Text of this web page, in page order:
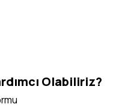
Olabiliriz?